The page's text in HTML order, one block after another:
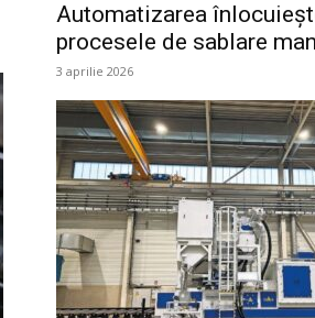
Automatizarea
procesele de sablare
3 aprilie 2026